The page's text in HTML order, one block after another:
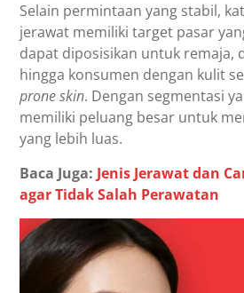
Selain permintaan yang stabil,
jerawat memiliki target pasar
dapat diposisikan untuk remaja,
hingga konsumen dengan kulit
prone skin. Dengan segmentasi
memiliki peluang besar untuk
yang lebih luas.
Baca Juga:Jenis Jerawat dan
agar Tidak Salah Perawatan